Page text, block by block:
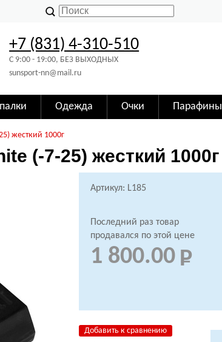
+7 (831) 4-310-510
C 9:00 - 19:00, БЕЗ ВЫХОДНЫХ
sunsport-nn@mail.ru
Одежда Очки Парафины
жесткий 1000г
(-7-25) жесткий 1000г
Артикул: L185
Последний раз товар
продавался по этой цене
1 800.00
Добавить к сравнению